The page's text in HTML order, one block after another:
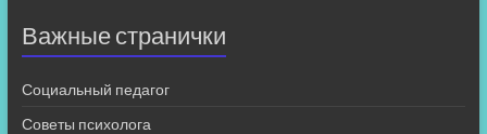
Важные странички
Социальный педагог
Советы психолога